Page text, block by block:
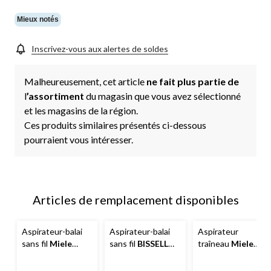
Mieux notés
Inscrivez-vous aux alertes de soldes
Malheureusement, cet article ne fait plus partie de
l’assortiment du magasin que vous avez sélectionné
et les magasins de la région.
Ces produits similaires présentés ci-dessous
pourraient vous intéresser.
Articles de remplacement disponibles
Aspirateur-balai
sans fil Miele
Aspirateur-balai
sans fil BISSELL
Aspirateur
traîneau Miele